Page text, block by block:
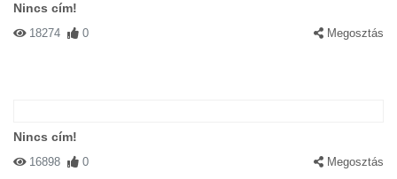
Nincs cím!
18274 0 Megosztás
Nincs cím!
16898 0 Megosztás